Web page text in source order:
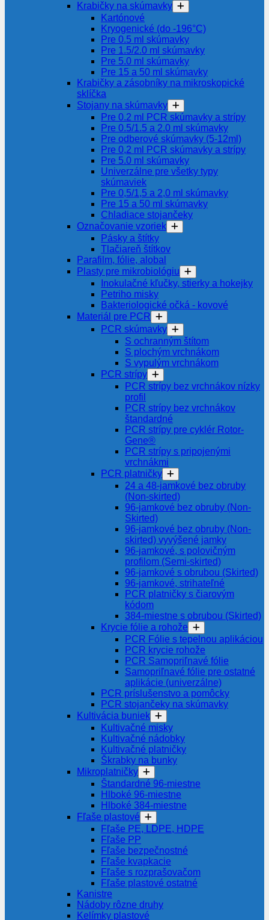
Krabičky na skúmavky
Kartónové
Kryogenické (do -196°C)
Pre 0.5 ml skúmavky
Pre 1.5/2.0 ml skúmavky
Pre 5.0 ml skúmavky
Pre 15 a 50 ml skúmavky
Krabičky a zásobníky na mikroskopické
sklíčka
Stojany na skúmavky
Pre 0.2 ml PCR skúmavky a strípy
Pre 0.5/1.5 a 2.0 ml skúmavky
Pre odberové skúmavky (5-12ml)
Pre 0,2 ml PCR skúmavky a strípy
Pre 5.0 ml skúmavky
Univerzálne pre všetky typy
skúmaviek
Pre 0,5/1,5 a 2,0 ml skúmavky
Pre 15 a 50 ml skúmavky
Chladiace stojančeky
Označovanie vzoriek
Pásky a štítky
Tlačiareň štítkov
Parafilm, fólie, alobal
Plasty pre mikrobiológiu
Inokulačné kľučky, stierky a hokejky
Petriho misky
Bakteriologické očká - kovové
Materiál pre PCR
PCR skúmavky
S ochranným štítom
S plochým vrchnákom
S vypulým vrchnákom
PCR strípy
PCR strípy bez vrchnákov nízky
profil
PCR strípy bez vrchnákov
štandardné
PCR strípy pre cyklér Rotor-
Gene®
PCR strípy s pripojenými
vrchnákmi
PCR platničky
24 a 48-jamkové bez obruby
(Non-skirted)
96-jamkové bez obruby (Non-
Skirted)
96-jamkové bez obruby (Non-
skirted) vyvýšené jamky
96-jamkové, s polovičným
profilom (Semi-skirted)
96-jamkové s obrubou (Skirted)
96-jamkové, strihateľné
PCR platničky s čiarovým
kódom
384-miestne s obrubou (Skirted)
Krycie fólie a rohože
PCR Fólie s tepelnou aplikáciou
PCR krycie rohože
PCR Samopriľnavé fólie
Samopriľnavé fólie pre ostatné
aplikácie (univerzálne)
PCR príslušenstvo a pomôcky
PCR stojančeky na skúmavky
Kultivácia buniek
Kultivačné misky
Kultivačné nádobky
Kultivačné platničky
Škrabky na bunky
Mikroplatničky
Štandardné 96-miestne
Hlboké 96-miestne
Hlboké 384-miestne
Fľaše plastové
Fľaše PE, LDPE, HDPE
Fľaše PP
Fľaše bezpečnostné
Fľaše kvapkacie
Fľaše s rozprašovačom
Fľaše plastové ostatné
Kanistre
Nádoby rôzne druhy
Kelímky plastové